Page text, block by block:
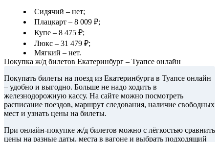
Сидячий – нет;
Плацкарт – 8 009 ₽;
Купе – 8 475 ₽;
Люкс – 31 479 ₽;
Мягкий – нет.
Покупка ж/д билетов Екатеринбург – Туапсе онлайн
Покупать билеты на поезд из Екатеринбурга в Туапсе онлайн
– удобно и выгодно. Больше не надо ходить в
железнодорожную кассу. На сайте можно посмотреть
расписание поездов, маршрут следования, наличие свободных
мест и узнать цены на билеты.
При онлайн-покупке ж/д билетов можно с лёгкостью сравнить
цены на разные даты, места в вагоне и выбрать подходящий